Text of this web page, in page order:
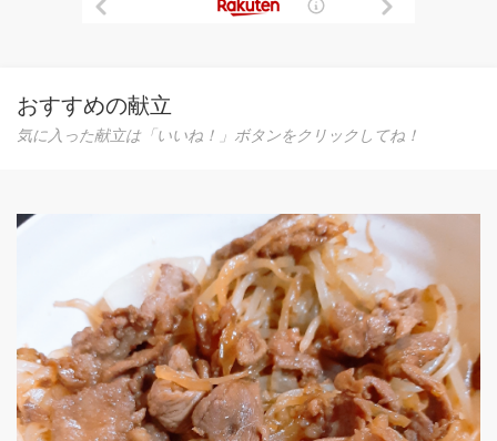
おすすめの献立
気に入った献立は「いいね！」ボタンをクリックしてね！